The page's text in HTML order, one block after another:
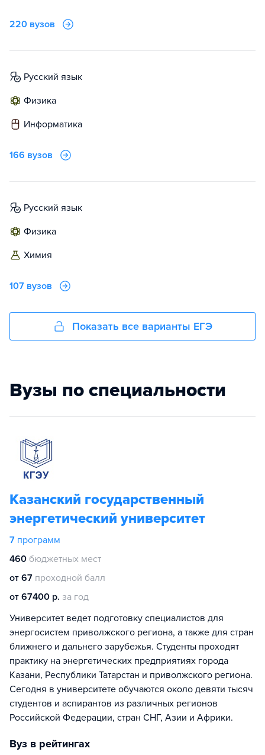
220 вузов
русский язык
физика
информатика
166 вузов
русский язык
физика
химия
107 вузов
Показать все варианты ЕГЭ
Вузы по специальности
Казанский государственный
энергетический университет
7 программ
460 бюджетных мест
от 67 проходной балл
от 67400 р. за год
Университет ведет подготовку специалистов для
энергосистем приволжского региона, а также для стран
ближнего и дальнего зарубежья. Студенты проходят
практику на энергетических предприятиях города
Казани, Республики Татарстан и приволжского региона.
Сегодня в университете обучаются около девяти тысяч
студентов и аспирантов из различных регионов
Российской Федерации, стран СНГ, Азии и Африки.
Вуз в рейтингах